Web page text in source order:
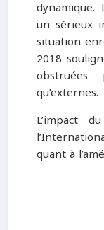
un sérieux
situation
2018
qu’externes.
L’impact
quant à